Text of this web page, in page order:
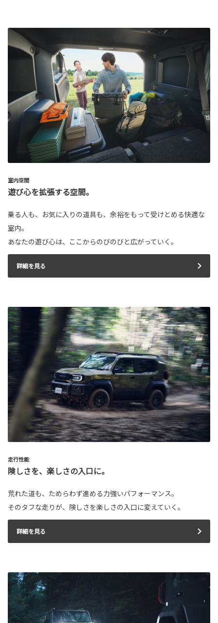
室内空間
遊び心を拡張する空間。
乗る人も、お気に入りの道具も、余裕をもって受けとめる快適な
室内。
あなたの遊び心は、ここからのびのびと広がっていく。
詳細を見る
走行性能
険しさを、楽しさの入口に。
荒れた道も、ためらわず進める力強いパフォーマンス。
そのタフな走りが、険しさを楽しさの入口に変えていく。
詳細を見る